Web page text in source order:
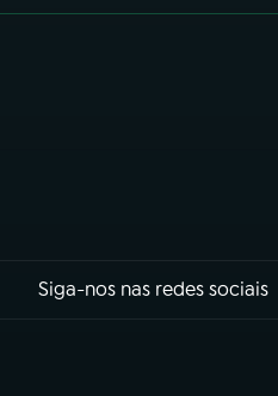
Siga-nos nas redes sociais